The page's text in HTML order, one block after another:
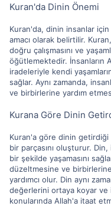
Kuran'da Dinin Önemi
Kuran'da, dinin insanlar için
amacı olarak belirtilir.
doğru çalışmasını ve
öğütlemektedir. İnsanların
iradeleriyle kendi
sağlar. Aynı zamanda,
ve birbirlerine yardım
Kurana Göre Dinin
Kuran'a göre dinin getirdiği
bir parçasını oluşturur. Din,
bir şekilde yaşamasını
düzeltmesine ve
yardımcı olur. Din aynı
değerlerini ortaya koyar ve
konularında Allah'a itaat